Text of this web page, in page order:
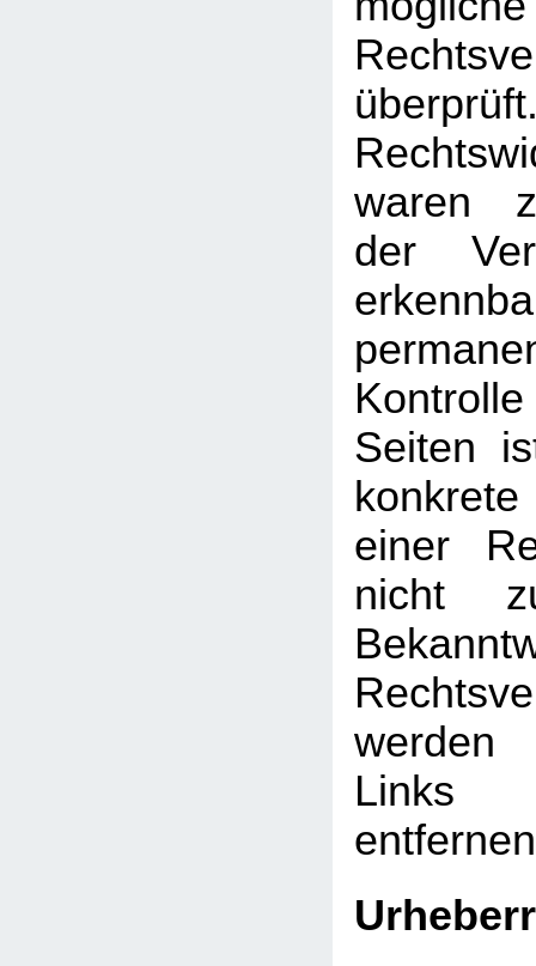
waren
der
Seiten
einer
nicht
werden
Links